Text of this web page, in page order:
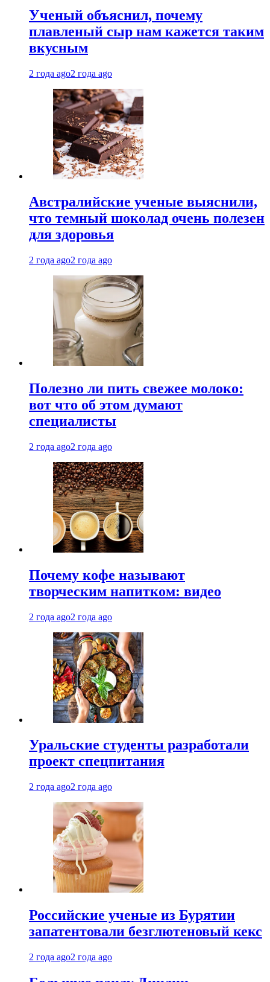
Ученый объяснил, почему
плавленый сыр нам кажется таким
вкусным
2 года ago2 года ago
Австралийские ученые выяснили,
что темный шоколад очень полезен
для здоровья
2 года ago2 года ago
Полезно ли пить свежее молоко:
вот что об этом думают
специалисты
2 года ago2 года ago
Почему кофе называют
творческим напитком: видео
2 года ago2 года ago
Уральские студенты разработали
проект спецпитания
2 года ago2 года ago
Российские ученые из Бурятии
запатентовали безглютеновый кекс
2 года ago2 года ago